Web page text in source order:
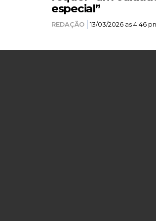
especial”
REDAÇÃO 13/03/2026 as 4:46